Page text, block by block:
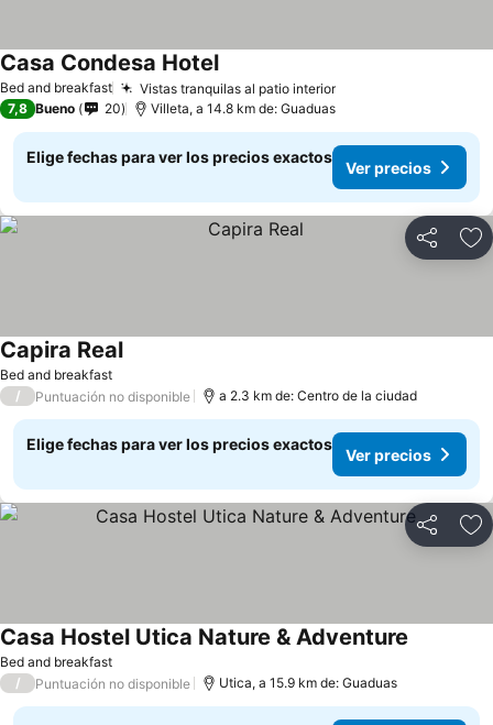
Bed and breakfast Vistas tranquilas al patio interior
Casa Condesa Hotel
7,8 Bueno 20 Villeta, a 14.8 km de: Guaduas
Elige fechas para ver los precios exactos
Ver precios
Compartir
Bed and breakfast
Capira Real
/ Puntuación no disponible a 2.3 km de: Centro de la ciudad
Elige fechas para ver los precios exactos
Ver precios
Compartir
Bed and breakfast
Casa Hostel Utica Nature & Adventure
/ Puntuación no disponible Utica, a 15.9 km de: Guaduas